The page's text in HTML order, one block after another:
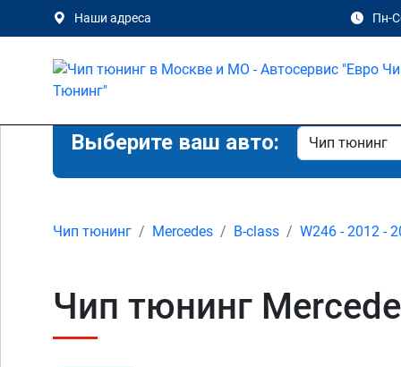
Наши адреса Пн-
Выберите ваш авто:
Чип тюнинг Mercedes B-class W246 - 2012 -
Чип тюнинг